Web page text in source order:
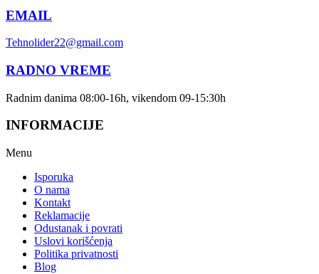
EMAIL
Tehnolider22@gmail.com
RADNO VREME
Radnim danima 08:00-16h, vikendom 09-15:30h
INFORMACIJE
Menu
Isporuka
O nama
Kontakt
Reklamacije
Odustanak i povrati
Uslovi korišćenja
Politika privatnosti
Blog